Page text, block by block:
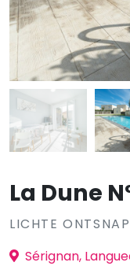
La Dune
LICHTE
Sérignan,